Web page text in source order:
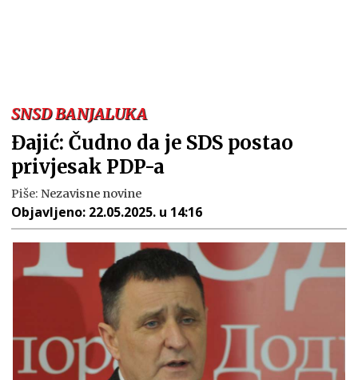
SNSD BANJALUKA
Đajić: Čudno da je SDS postao
privjesak PDP-a
Piše: Nezavisne novine
Objavljeno: 22.05.2025. u 14:16